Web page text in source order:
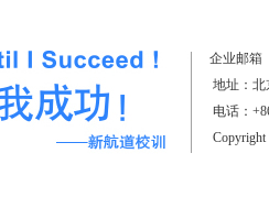
企业邮箱
地址：北
电话：